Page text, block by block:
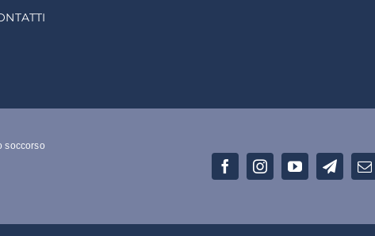
soccorso